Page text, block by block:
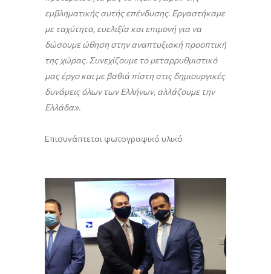
εμβληματικής αυτής επένδυσης. Εργαστήκαμε
με ταχύτητα, ευελιξία και επιμονή για να
δώσουμε ώθηση στην αναπτυξιακή προοπτική
της χώρας. Συνεχίζουμε το μεταρρυθμιστικό
μας έργο και με βαθιά πίστη στις δημιουργικές
δυνάμεις όλων των Ελλήνων, αλλάζουμε την
Ελλάδα».
Επισυνάπτεται φωτογραφικό υλικό